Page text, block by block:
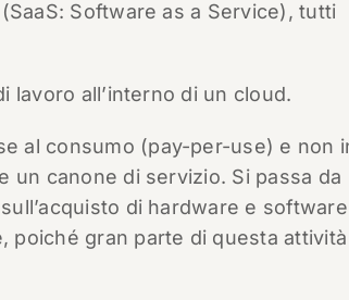
Software as a Service), tutti
lavoro all’interno di un cloud.
al consumo (pay-per-use) e non
un canone di servizio. Si passa da
di hardware e
poiché gran parte di questa attività